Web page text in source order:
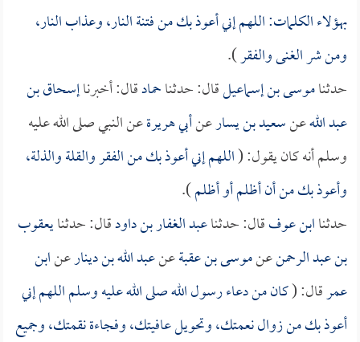
بهؤلاء الكلمات: اللهم إني أعوذ بك من فتنة النار، وعذاب النار،
ومن شر الغنى والفقر).
حدثناموسى بن إسماعيلقال: حدثناحمادقال: أخبرناإسحاق بن
عبد اللهعنسعيد بن يسارعنأبي هريرةعن النبي صلى الله عليه
وسلم أنه كان يقول: (اللهم إني أعوذ بك من الفقر والقلة والذلة،
وأعوذ بك من أن أظلم أو أظلم).
حدثناابن عوفقال: حدثناعبد الغفار بن داودقال: حدثنايعقوب
بن عبد الرحمنعنموسى بن عقبةعنعبد الله بن دينارعنابن
عمرقال: (كان من دعاء رسول الله صلى الله عليه وسلم اللهم إني
أعوذ بك من زوال نعمتك، وتحويل عافيتك، وفجاءة نقمتك، وجميع